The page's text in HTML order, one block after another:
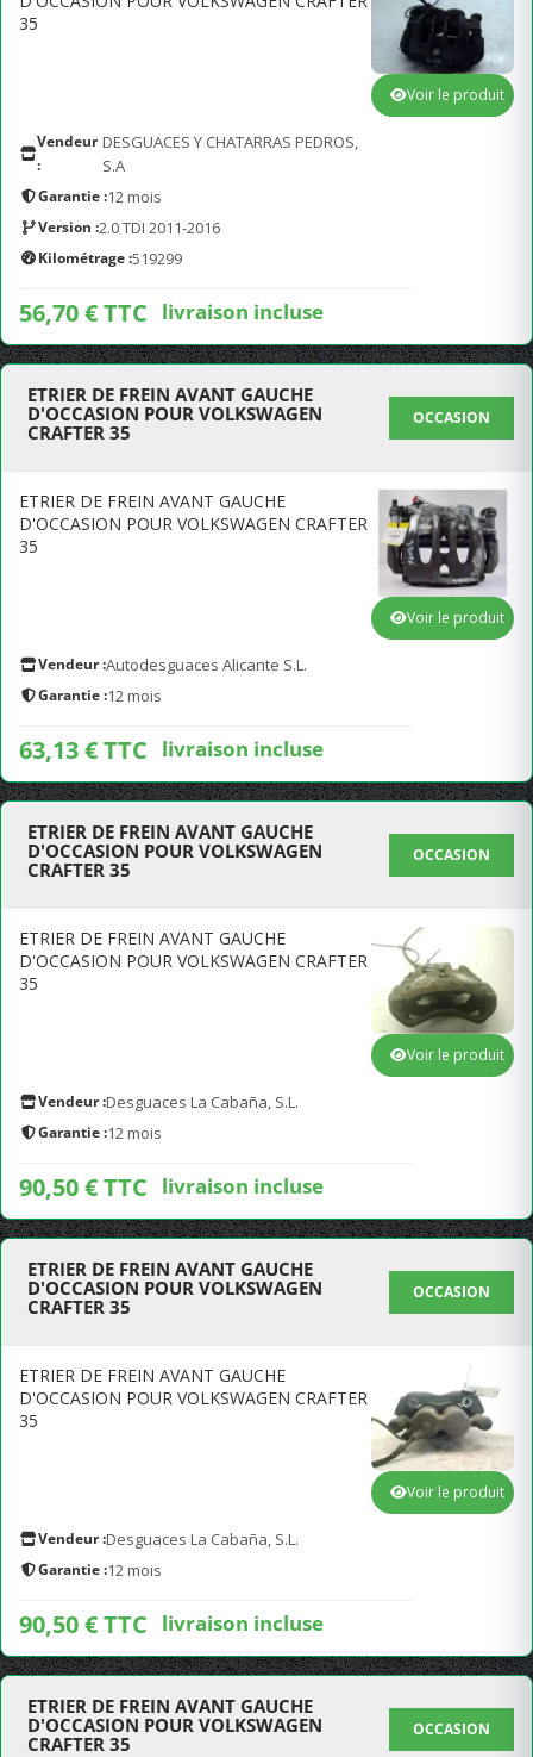
35
Vendeur
:
DESGUACES Y CHATARRAS PEDROS,
S.A
Garantie :12 mois
Version :2.0 TDI 2011-2016
Kilométrage :519299
56,70 € TTC livraison incluse
Voir le produit
ETRIER DE FREIN AVANT GAUCHE
D'OCCASION POUR VOLKSWAGEN
CRAFTER 35
OCCASION
ETRIER DE FREIN AVANT GAUCHE
D'OCCASION POUR VOLKSWAGEN CRAFTER
35
Vendeur :Autodesguaces Alicante S.L.
Garantie :12 mois
63,13 € TTC livraison incluse
Voir le produit
ETRIER DE FREIN AVANT GAUCHE
D'OCCASION POUR VOLKSWAGEN
CRAFTER 35
OCCASION
ETRIER DE FREIN AVANT GAUCHE
D'OCCASION POUR VOLKSWAGEN CRAFTER
35
Vendeur :Desguaces La Cabaña, S.L.
Garantie :12 mois
90,50 € TTC livraison incluse
Voir le produit
ETRIER DE FREIN AVANT GAUCHE
D'OCCASION POUR VOLKSWAGEN
CRAFTER 35
OCCASION
ETRIER DE FREIN AVANT GAUCHE
D'OCCASION POUR VOLKSWAGEN CRAFTER
35
Vendeur :Desguaces La Cabaña, S.L.
Garantie :12 mois
90,50 € TTC livraison incluse
Voir le produit
ETRIER DE FREIN AVANT GAUCHE
D'OCCASION POUR VOLKSWAGEN
CRAFTER 35
OCCASION